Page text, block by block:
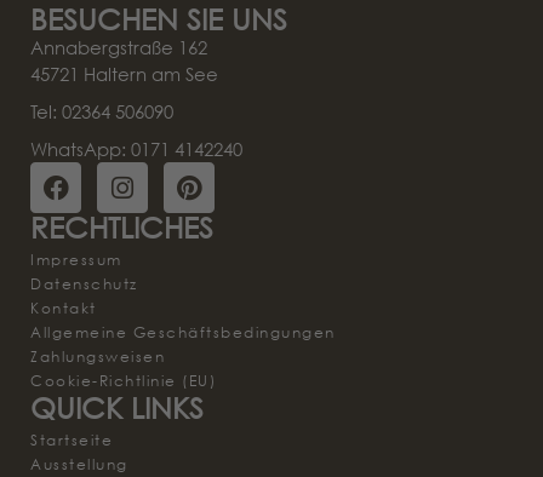
BESUCHEN SIE UNS
Annabergstraße 162
45721 Haltern am See
Tel: 02364 506090
WhatsApp: 0171 4142240
RECHTLICHES
Impressum
Datenschutz
Kontakt
Allgemeine Geschäftsbedingungen
Zahlungsweisen
Cookie-Richtlinie (EU)
QUICK LINKS
Startseite
Ausstellung